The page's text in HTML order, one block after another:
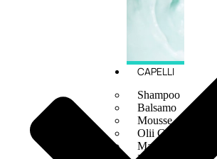
CAPELLI
Shampoo
Balsamo
Mousse
Olii Capelli
Maschere